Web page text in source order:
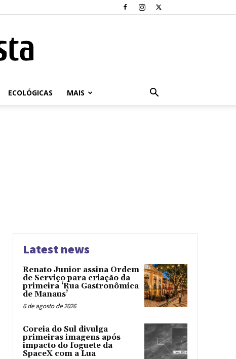
ECOLÓGICAS MAIS
Latest news
Renato Junior assina Ordem
de Serviço para criação da
primeira ‘Rua Gastronômica
de Manaus’
6 de agosto de 2026
Coreia do Sul divulga
primeiras imagens após
impacto do foguete da
SpaceX com a Lua